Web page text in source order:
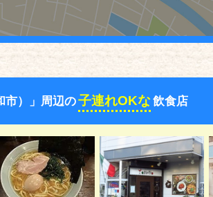
市）」周辺の子連れOKな飲食店